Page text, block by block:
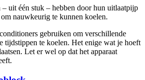
uit één stuk – hebben door hun uitlaatpijp
nauwkeurig te kunnen koelen.
gebruiken om verschillende
tijdstippen te koelen. Het enige wat je hoeft
Let er wel op dat het apparaat